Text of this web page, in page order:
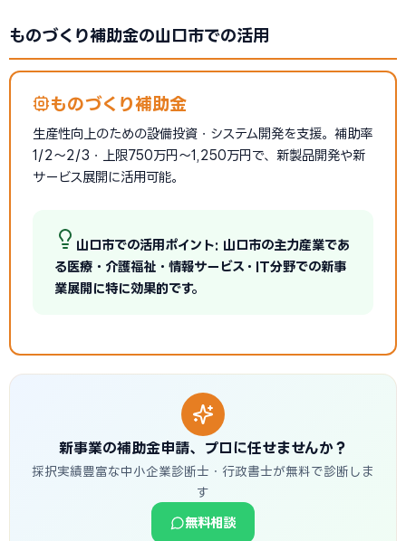
ものづくり補助金の山口市での活用
ものづくり補助金
生産性向上のための設備投資・システム開発を支援。補助率
1/2〜2/3・上限750万円〜1,250万円で、新製品開発や新
サービス展開に活用可能。
山口市での活用ポイント: 山口市の主力産業であ
る医療・介護福祉・情報サービス・IT分野での新事
業展開に特に効果的です。
新事業の補助金申請、プロに任せませんか？
採択実績豊富な中小企業診断士・行政書士が無料で診断しま
す
無料相談